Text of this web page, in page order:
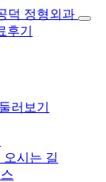
후기
러보기
오시는 길